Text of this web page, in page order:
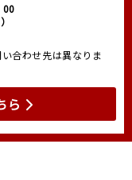
00
合わせ先は異なりま
ら